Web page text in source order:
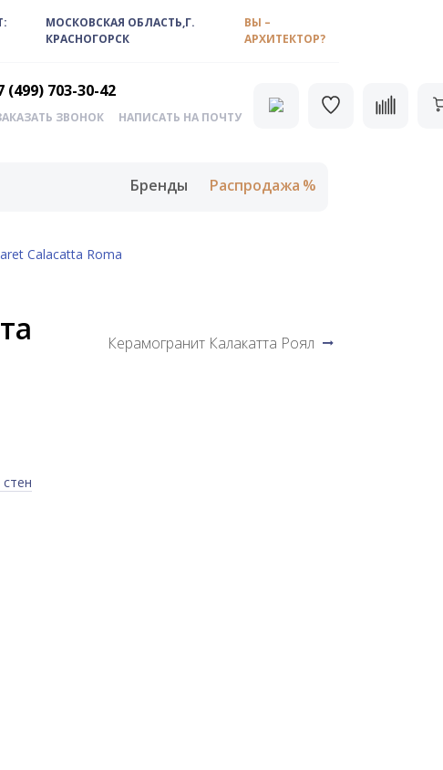
МОСКОВСКАЯ ОБЛАСТЬ,Г.
КРАСНОГОРСК
ВЫ –
АРХИТЕКТОР?
(499) 703-30-42
ЗВОНОК НАПИСАТЬ НА ПОЧТУ
Бренды Распродажа
Calacatta Roma
Керамогранит Калакатта Роял